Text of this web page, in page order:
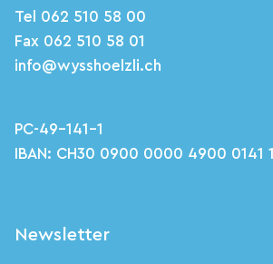
Tel 062 510 58 00
Fax 062 510 58 01
info@wysshoelzli.ch
PC-49-141-1
IBAN: CH30 0900 0000 4900 0141 1
Newsletter